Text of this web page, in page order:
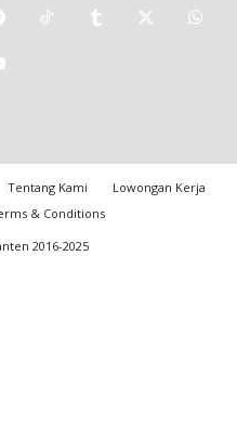
Tentang Kami
Lowongan Kerja
& Conditions
2016-2025